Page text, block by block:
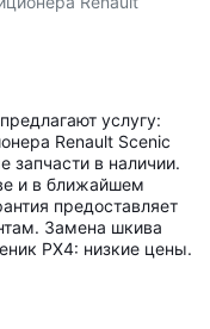
услугу:
Renault Scenic
запчасти в наличии.
и в ближайшем
предоставляет
Замена шкива
РХ4: низкие цены.